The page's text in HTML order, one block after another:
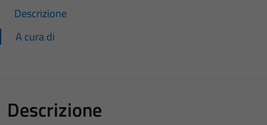
Descrizione
A cura di
Descrizione